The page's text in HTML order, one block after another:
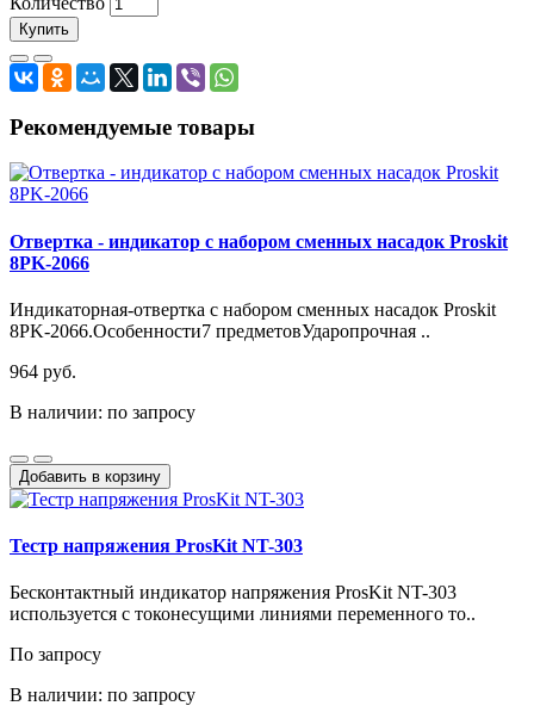
Купить
Рекомендуемые товары
Отвертка - индикатор с набором сменных насадок Proskit
8PK-2066
Индикаторная-отвертка с набором сменных насадок Proskit
8PK-2066.Особенности7 предметовУдаропрочная ..
964 руб.
В наличии: по запросу
Добавить в корзину
Тестр напряжения ProsKit NT-303
Бесконтактный индикатор напряжения ProsKit NT-303
используется с токонесущими линиями переменного то..
По запросу
В наличии: по запросу